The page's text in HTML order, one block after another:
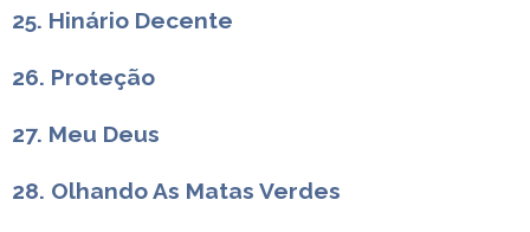
25. Hinário Decente
26. Proteção
27. Meu Deus
28. Olhando As Matas Verdes